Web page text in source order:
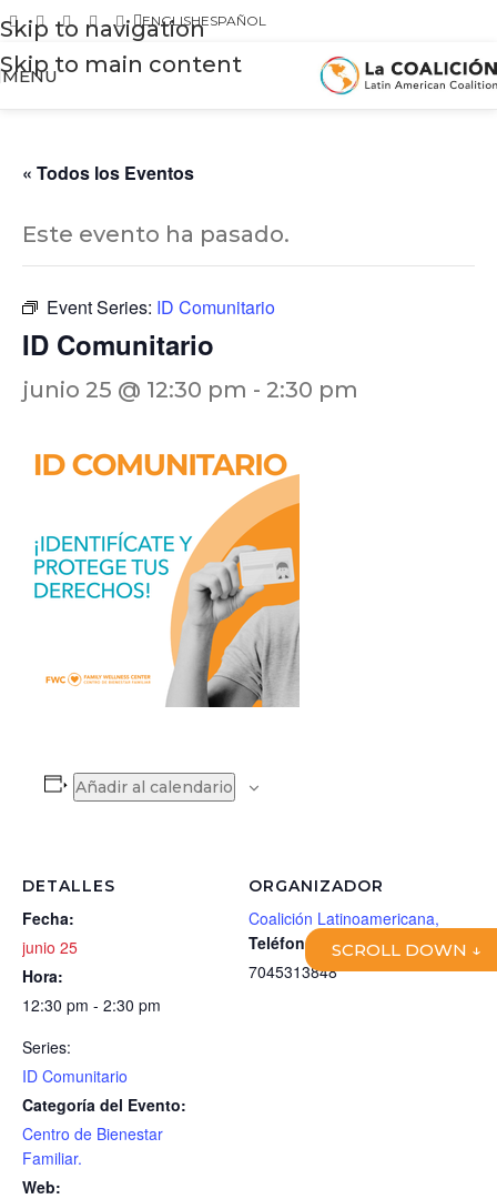
Skip to navigation
Skip to main content
ENGLISHESPAÑOL
MENU
« Todos los Eventos
Este evento ha pasado.
Event Series: ID Comunitario
ID Comunitario
junio 25 @ 12:30 pm - 2:30 pm
Añadir al calendario
DETALLES
Fecha:
junio 25
Hora:
12:30 pm - 2:30 pm
Series:
ID Comunitario
Categoría del Evento:
Centro de Bienestar
Familiar.
Web:
ORGANIZADOR
Coalición Latinoamericana,
Teléfono
7045313848
SCROLL DOWN ↓